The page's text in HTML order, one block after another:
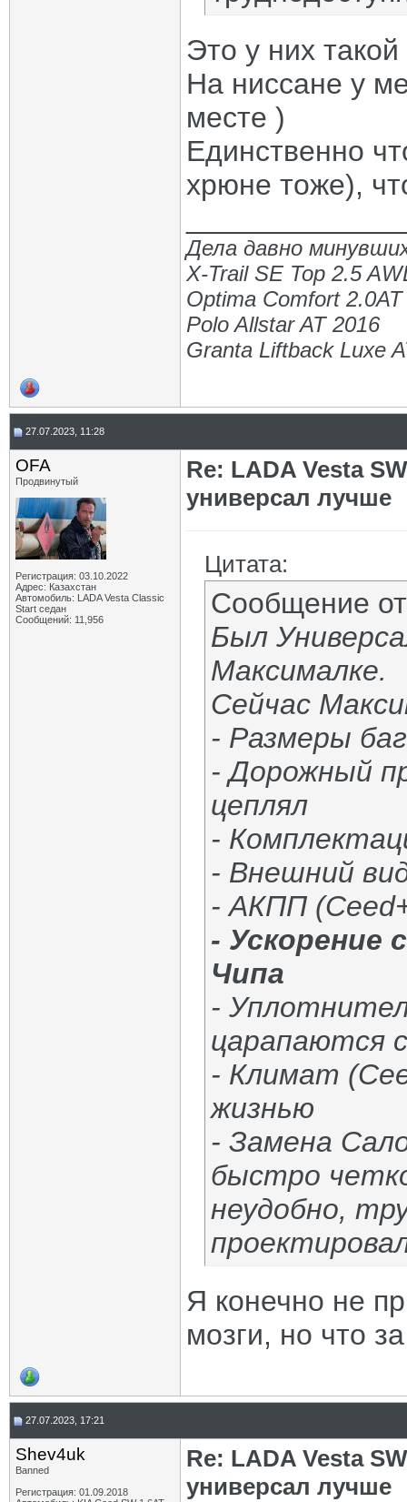
Это у них
На ниссане у
месте )
Единственно
хрюне тоже),
Дела давно
X-Trail SE Top 2.5
Optima Comfort
Polo Allstar AT 2016
Granta Liftback Luxe
27.07.2023, 11:28
OFA
Продвинутый
Регистрация: 03.10.2022
Адрес: Казахстан
Автомобиль: LADA Vesta Classic
Start седан
Сообщений: 11,956
Re: LADA Vesta
универсал лучше
Цитата:
Сообщение
Был
Максималке.
Сейчас
- Размеры
- Дорожный
цеплял
-
- Внешний
- АКПП
- Ускорение
Чипа
-
царапаются
- Климат
жизнью
- Замена
быстро
неудобно,
Я конечно не
мозги, но что
27.07.2023, 17:21
Shev4uk
Banned
Регистрация: 01.09.2018
Re: LADA Vesta
универсал лучше